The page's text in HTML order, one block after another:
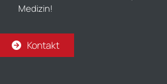
Medizin!
Kontakt